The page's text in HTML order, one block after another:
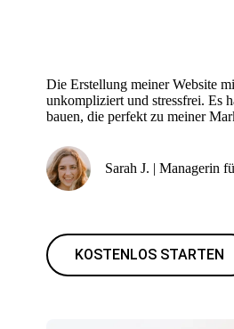
Die Erstellung meiner Website
unkompliziert und stressfrei. Es
bauen, die perfekt zu meiner
Sarah J. | Managerin
KOSTENLOS STARTEN